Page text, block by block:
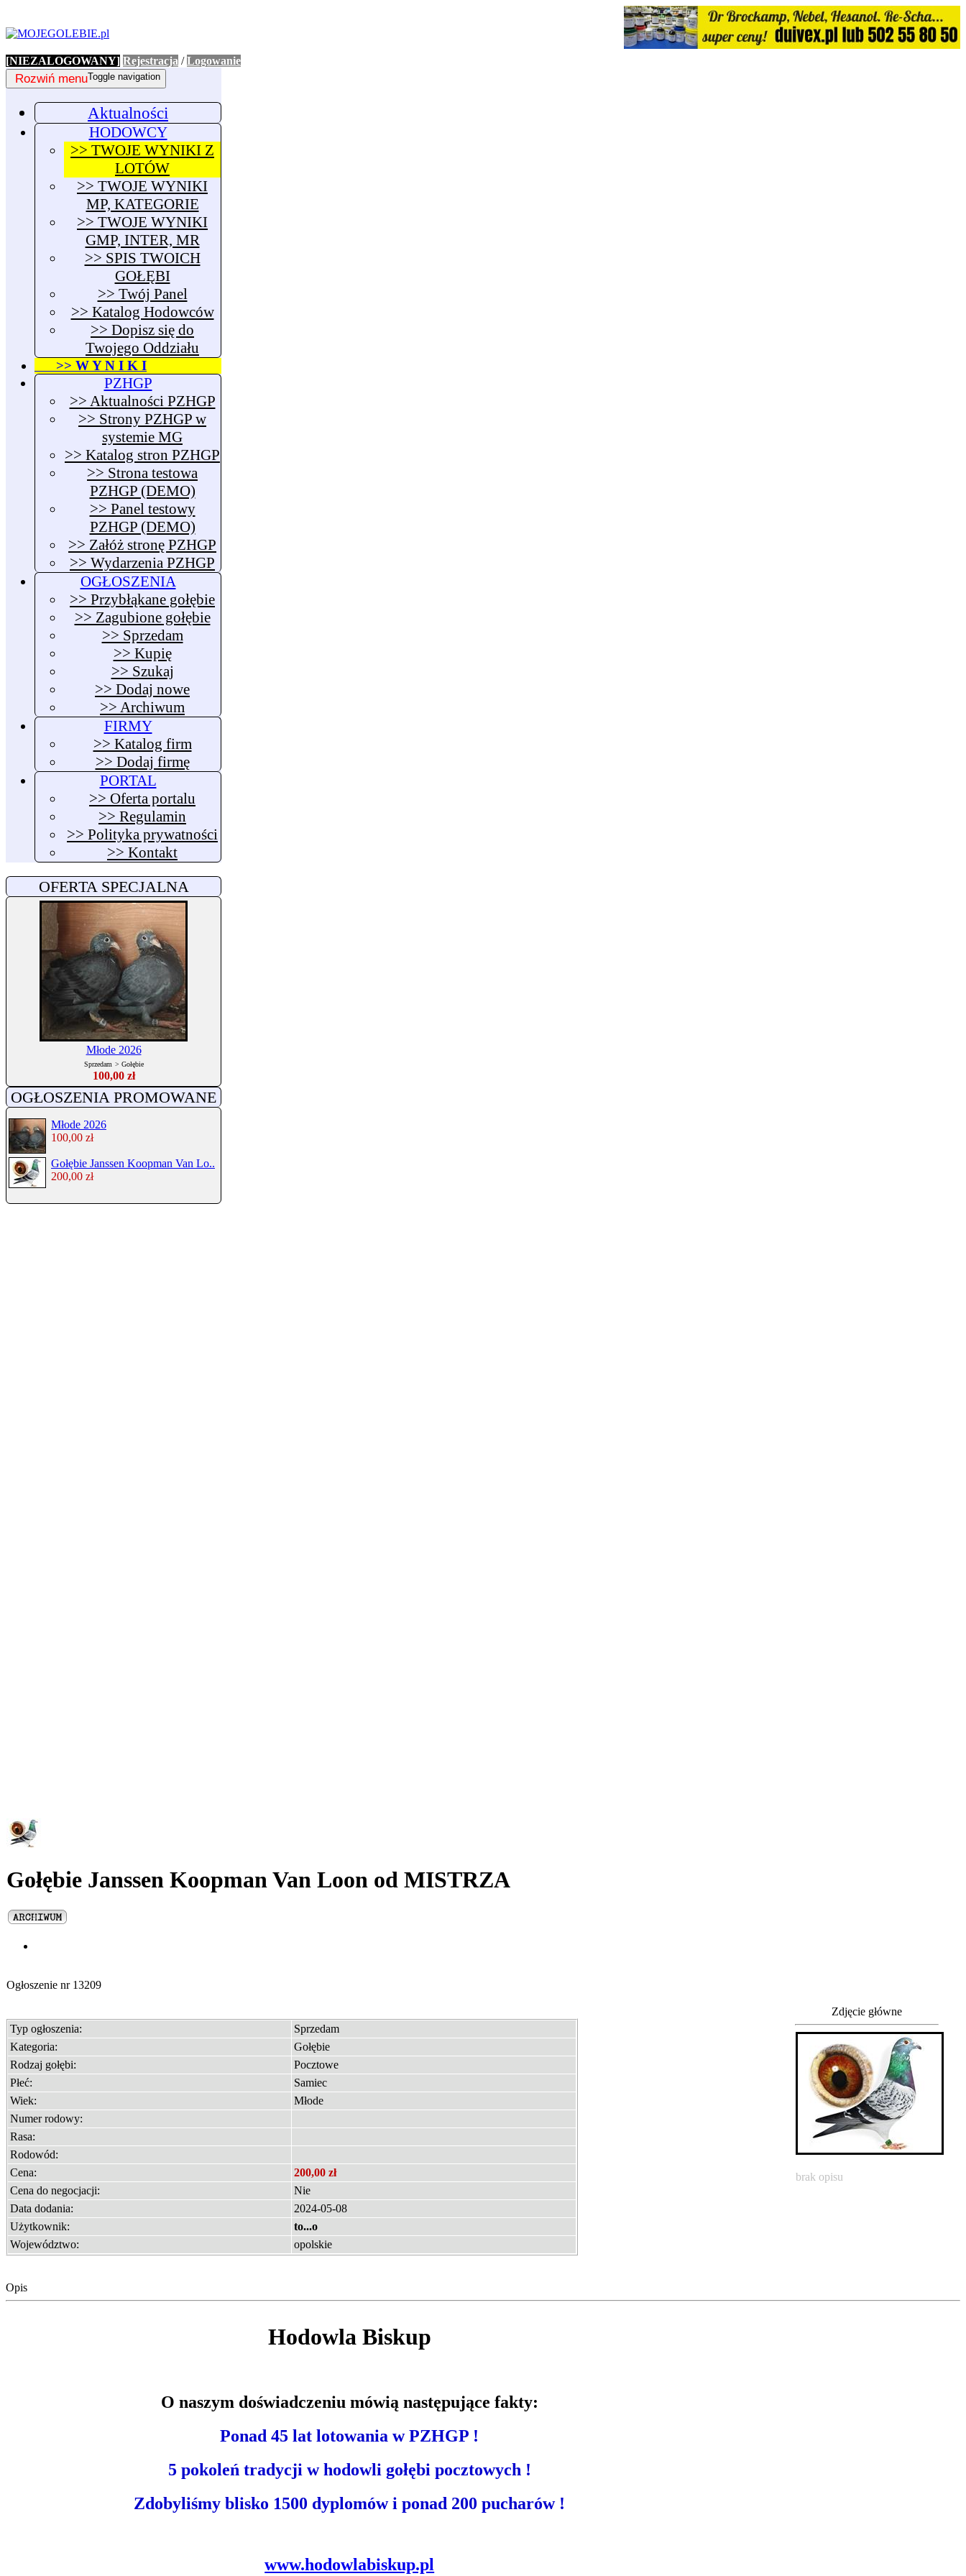
[NIEZALOGOWANY] Rejestracja /Logowanie
Toggle navigation
Rozwiń menu
Aktualności
HODOWCY
>> TWOJE WYNIKI Z
LOTÓW
>> TWOJE WYNIKI
MP, KATEGORIE
>> TWOJE WYNIKI
GMP, INTER, MR
>> SPIS TWOICH
GOŁĘBI
>> Twój Panel
>> Katalog Hodowców
>> Dopisz się do
Twojego Oddziału
>> W Y N I K I
PZHGP
>> Aktualności PZHGP
>> Strony PZHGP w
systemie MG
>> Katalog stron PZHGP
>> Strona testowa
PZHGP (DEMO)
>> Panel testowy
PZHGP (DEMO)
>> Załóż stronę PZHGP
>> Wydarzenia PZHGP
OGŁOSZENIA
>> Przybłąkane gołębie
>> Zagubione gołębie
>> Sprzedam
>> Kupię
>> Szukaj
>> Dodaj nowe
>> Archiwum
FIRMY
>> Katalog firm
>> Dodaj firmę
PORTAL
>> Oferta portalu
>> Regulamin
>> Polityka prywatności
>> Kontakt
OFERTA SPECJALNA
Młode 2026
Sprzedam > Gołębie
100,00 zł
OGŁOSZENIA PROMOWANE
Młode 2026
100,00 zł
Gołębie Janssen Koopman Van Lo..
200,00 zł
Gołębie Janssen Koopman Van Loon od MISTRZA
Ogłoszenie nr 13209
Typ ogłoszenia:
Sprzedam
Kategoria:
Gołębie
Rodzaj gołębi:
Pocztowe
Płeć:
Samiec
Wiek:
Młode
Numer rodowy:
Rasa:
Rodowód:
Cena:
200,00 zł
Cena do negocjacji:
Nie
Data dodania:
2024-05-08
Użytkownik:
to...o
Województwo:
opolskie
Zdjęcie główne
brak opisu
Opis
Hodowla Biskup
O naszym doświadczeniu mówią następujące fakty:
Ponad 45 lat lotowania w PZHGP !
5 pokoleń tradycji w hodowli gołębi pocztowych !
Zdobyliśmy blisko 1500 dyplomówi ponad 200 pucharów !
www.hodowlabiskup.pl